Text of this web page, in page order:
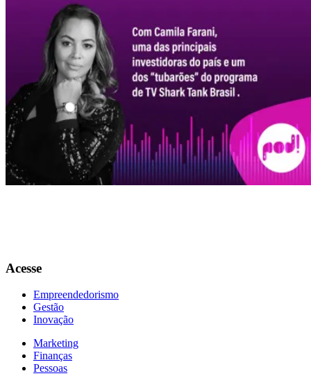
Copiar Link
WhatsApp
0:00 1.0
Camila Farani, um dos tubarões do programa de TV Shark Tank
Brasil, é a convidada no episódio nove do Pod! e traz insights sobre o
perfil empreendedor desejados para esses novos tempos e as próximas
tendências para o mundo dos negócios. Confira!
Acesse
Empreendedorismo
Gestão
Inovação
Marketing
Finanças
Pessoas